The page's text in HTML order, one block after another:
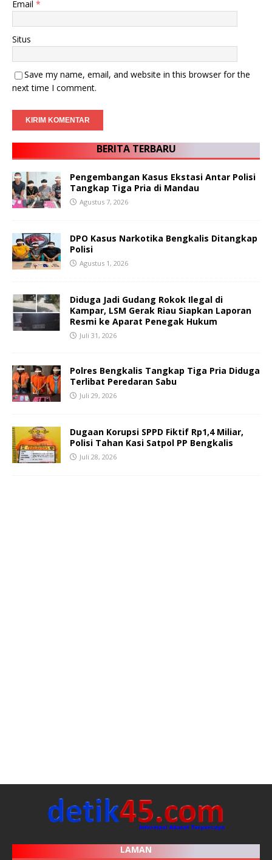
Email *
Situs
Save my name, email, and website in this browser for the
next time I comment.
BERITA TERBARU
Pengembangan Kasus Ekstasi Antar Polisi
Tangkap Tiga Pria di Mandau
Agustus 7, 2026
DPO Kasus Narkotika Bengkalis Ditangkap
Polisi
Agustus 1, 2026
Diduga Jadi Gudang Rokok Ilegal di
Kampar, LSM Gerak Riau Siapkan Laporan
Resmi ke Aparat Penegak Hukum
Juli 31, 2026
Polres Bengkalis Tangkap Tiga Pria Diduga
Terlibat Peredaran Sabu
Juli 29, 2026
Dugaan Korupsi SPPD Fiktif Rp1,4 Miliar,
Polisi Tahan Kasi Satpol PP Bengkalis
Juli 28, 2026
LAMAN